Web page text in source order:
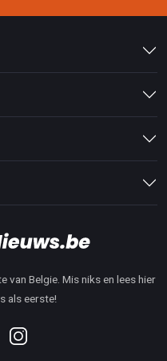
van Belgie. Mis niks en lees hier
als eerste!